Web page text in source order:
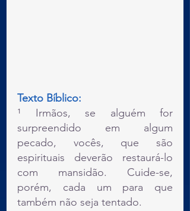
Texto Bíblico:
¹ Irmãos, se alguém for
surpreendido em algum
pecado, vocês, que são
espirituais deverão restaurá-lo
com mansidão. Cuide-se,
porém, cada um para que
também não seja tentado.